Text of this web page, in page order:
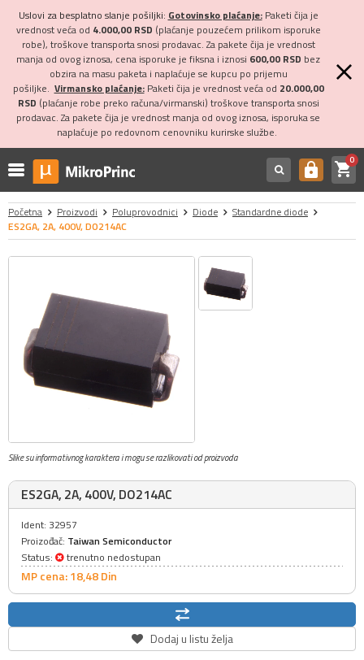
Uslovi za besplatno slanje pošiljki: Gotovinsko plaćanje:Paketi čija je
vrednost veća od 4.000,00 RSD (plaćanje pouzećem prilikom isporuke
robe), troškove transporta snosi prodavac. Za pakete čija je vrednost
manja od ovog iznosa, cena isporuke je fiksna i iznosi 600,00 RSD bez
obzira na masu paketa i naplaćuje se kupcu po prijemu
pošiljke. Virmansko plaćanje:Paketi čija je vrednost veća od 20.000,00
RSD (plaćanje robe preko računa/virmanski) troškove transporta snosi
prodavac. Za pakete čija je vrednost manja od ovog iznosa, isporuka se
naplaćuje po redovnom cenovniku kurirske službe.
https shopping_cart0
Početna Proizvodi Poluprovodnici Diode
Standardne diode
ES2GA, 2A, 400V, DO214AC
Slike su informativnog karaktera i mogu se razlikovati od proizvoda
ES2GA, 2A, 400V, DO214AC
Ident: 32957
Proizođač: Taiwan Semiconductor
Status:
trenutno nedostupan
MP cena: 18,48Din
Dodaj u listu želja